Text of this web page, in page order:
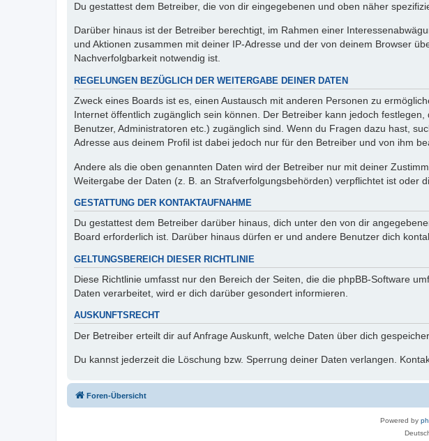
Du gestattest dem Betreiber, die von dir eingegebenen und oben näher
Darüber hinaus ist der Betreiber berechtigt, im Rahmen einer
und Aktionen zusammen mit deiner IP-Adresse und der von deinem Browser
Nachverfolgbarkeit notwendig ist.
REGELUNGEN BEZÜGLICH DER WEITERGABE DEINER DATEN
Zweck eines Boards ist es, einen Austausch mit anderen Personen zu
Internet öffentlich zugänglich sein können. Der Betreiber kann jedoch
Benutzer, Administratoren etc.) zugänglich sind. Wenn du Fragen dazu hast,
Adresse aus deinem Profil ist dabei jedoch nur für den Betreiber und von ihm
Andere als die oben genannten Daten wird der Betreiber nur mit deiner
Weitergabe der Daten (z. B. an Strafverfolgungsbehörden) verpflichtet ist oder
GESTATTUNG DER KONTAKTAUFNAHME
Du gestattest dem Betreiber darüber hinaus, dich unter den von dir
Board erforderlich ist. Darüber hinaus dürfen er und andere Benutzer dich
GELTUNGSBEREICH DIESER RICHTLINIE
Diese Richtlinie umfasst nur den Bereich der Seiten, die die phpBB-Software
Daten verarbeitet, wird er dich darüber gesondert informieren.
AUSKUNFTSRECHT
Der Betreiber erteilt dir auf Anfrage Auskunft, welche Daten über dich
Du kannst jederzeit die Löschung bzw. Sperrung deiner Daten verlangen.
Foren-Übersicht
Powered by